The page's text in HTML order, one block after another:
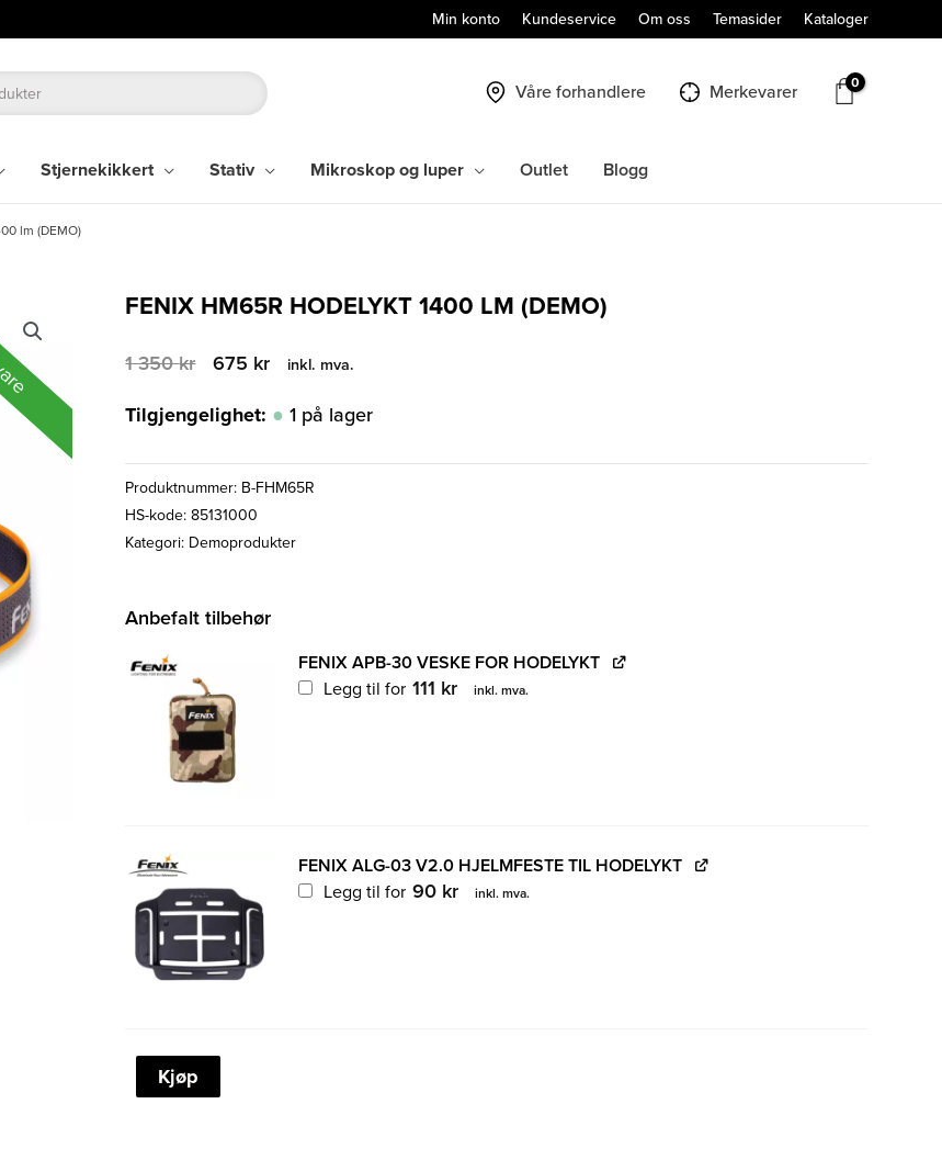
Min konto Kundeservice Om oss Temasider Kataloger
Våre forhandlere Merkevarer
Stjernekikkert Stativ Mikroskop og luper Outlet Blogg
lm (DEMO)
FENIX HM65R HODELYKT 1400 LM (DEMO)
1 350kr
Opprinnelig
var:
1
675 kr
Nåværende
675 kr.
inkl. mva.
Tilgjengelighet: 1 på lager
Produktnummer: B-FHM65R
HS-kode: 85131000
Kategori: Demoprodukter
Anbefalt tilbehør
FENIX APB-30 VESKE FOR HODELYKT
Legg til for 111 kr inkl. mva.
FENIX ALG-03 V2.0 HJELMFESTE TIL HODELYKT
Legg til for 90 kr inkl. mva.
FENIX
HM65R
Kjøp